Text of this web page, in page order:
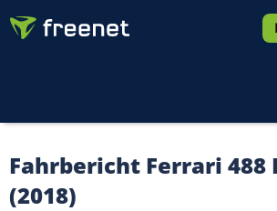
Fahrbericht Ferrari 488
(2018)